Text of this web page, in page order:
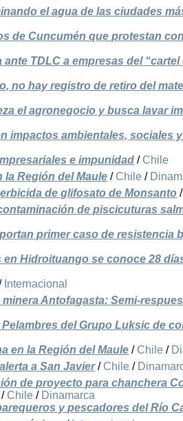
el agua de las ciudades
de Cuncumén que protestan
TDLC a empresas del
no hay registro de retiro del
el agronegocio y busca lavar
impactos ambientales, sociales
e impunidad / Chile
Región del Maule / Chile /
de glifosato de Monsanto /
de piscicuturas
primer caso de resistencia
Hidroituango se conoce 28
Internacional
Antofagasta: Semi-
del Grupo Luksic de
en la Región del Maule / Chile /
a San Javier/ Chile /
de proyecto para chanchera
/ Chile / Dinamarca
y pescadores del Río